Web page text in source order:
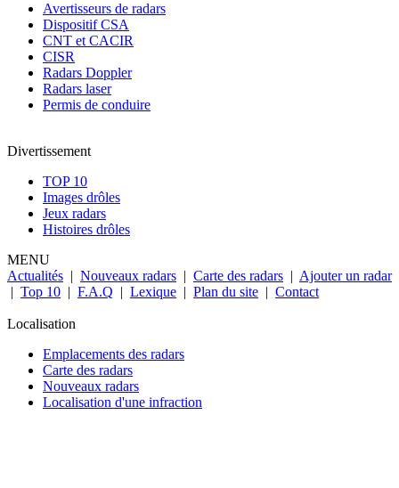
Avertisseurs de radars
Dispositif CSA
CNT et CACIR
CISR
Radars Doppler
Radars laser
Permis de conduire
Divertissement
TOP 10
Images drôles
Jeux radars
Histoires drôles
MENU
Actualités | Nouveaux radars | Carte des radars | Ajouter un radar
| Top 10 | F.A.Q | Lexique | Plan du site | Contact
Localisation
Emplacements des radars
Carte des radars
Nouveaux radars
Localisation d'une infraction